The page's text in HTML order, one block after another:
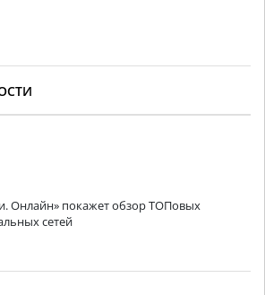
Онлайн» покажет обзор ТОПовых
сетей